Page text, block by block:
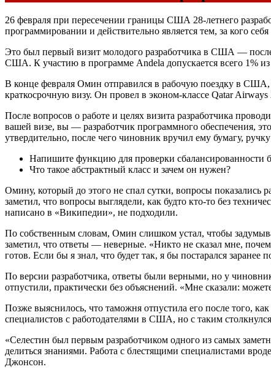
26 февраля при пересечении границы США 28-летнего
программировании и действительно является тем, за кого
Это был первый визит молодого разработчика в США —
США. К участию в программе Andela допускается всего 1%
В конце февраля Омин отправился в рабочую поездку в США,
краткосрочную визу. Он провел в эконом-классе Qatar
После вопросов о работе и целях визита разработчика
вашей визе, вы — разработчик программного обеспечения,
утвердительно, после чего чиновник вручил ему бумагу,
Напишите функцию для проверки сбалансированности
Что такое абстрактный класс и зачем он нужен?
Омину, который до этого не спал сутки, вопросы
заметил, что вопросы выглядели, как будто кто-то без
написано в «Википедии», не подходили.
По собственным словам, Омин слишком устал, чтобы
заметил, что ответы — неверные. «Никто не сказал мне,
готов. Если бы я знал, что будет так, я бы постарался
По версии разработчика, ответы были верными, но у
отпустили, практически без объяснений. «Мне сказали:
Позже выяснилось, что таможня отпустила его после того,
специалистов с работодателями в США, но с таким
«Селестин был первым разработчиком одного из самых
делиться знаниями. Работа с блестящими специалистами
Джонсон.